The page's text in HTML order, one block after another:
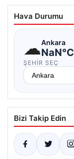
Hava Durumu
☁Ankara
NaN°C
ŞEHIR SEÇ
Bizi Takip Edin